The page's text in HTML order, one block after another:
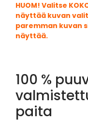
HUOM! Valitse
näyttää kuvan
paremman kuvan
näyttää.
100 %
paita